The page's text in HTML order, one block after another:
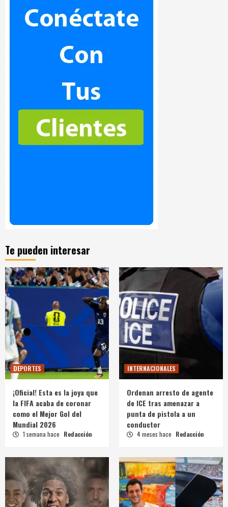
Te pueden interesar
DEPORTES
¡Oficial! Esta es la joya que
la FIFA acaba de coronar
como el Mejor Gol del
Mundial 2026
1 semana hace Redacción
INTERNACIONALES
Ordenan arresto de agente
de ICE tras amenazar a
punta de pistola a un
conductor
4 meses hace Redacción